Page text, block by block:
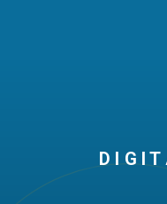
D I G I T